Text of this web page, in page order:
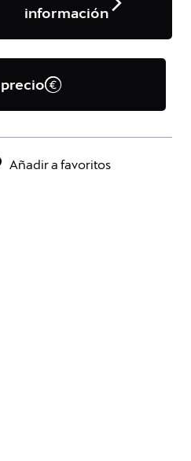
información
precio
Añadir a favoritos